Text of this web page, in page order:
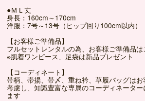
●ＭＬ丈
身長：160cm～170cm
洋服：7号～13号（ヒップ回り100cm以内）
【お客様ご準備品】
フルセットレンタルの為、お客様ご準備品
※肌着ワンピース、足袋は新品プレゼント
【コーディネート】
帯柄、帯揚、帯〆、重ね衿、草履バッグは
考慮し、知識豊富な専属のコーディネータ
ます